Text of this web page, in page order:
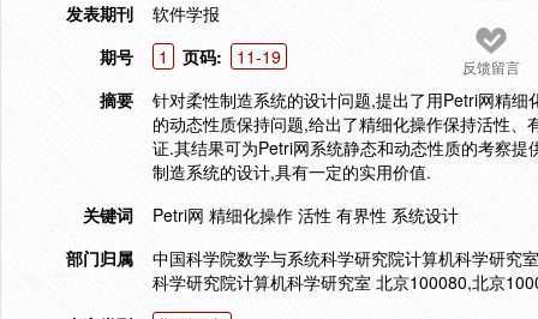
反馈留言
发表期刊
软件学报
期号
1 页码:
11-19
摘要
针对柔性制造系统的设计问题,提出了用Petri网精
的动态性质保持问题,给出了精细化操作保持活性
证.其结果可为Petri网系统静态和动态性质的考察
制造系统的设计,具有一定的实用价值.
关键词
Petri网 精细化操作 活性 有界性 系统设计
部门归属
中国科学院数学与系统科学研究院计算机科学研究
科学研究院计算机科学研究室 北京100080,北京